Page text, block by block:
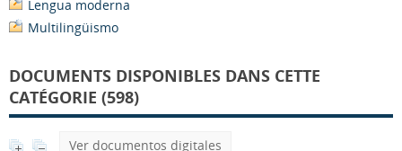
Lengua moderna
Multilingüismo
DOCUMENTS DISPONIBLES DANS CETTE
CATÉGORIE (598)
Ver documentos digitales